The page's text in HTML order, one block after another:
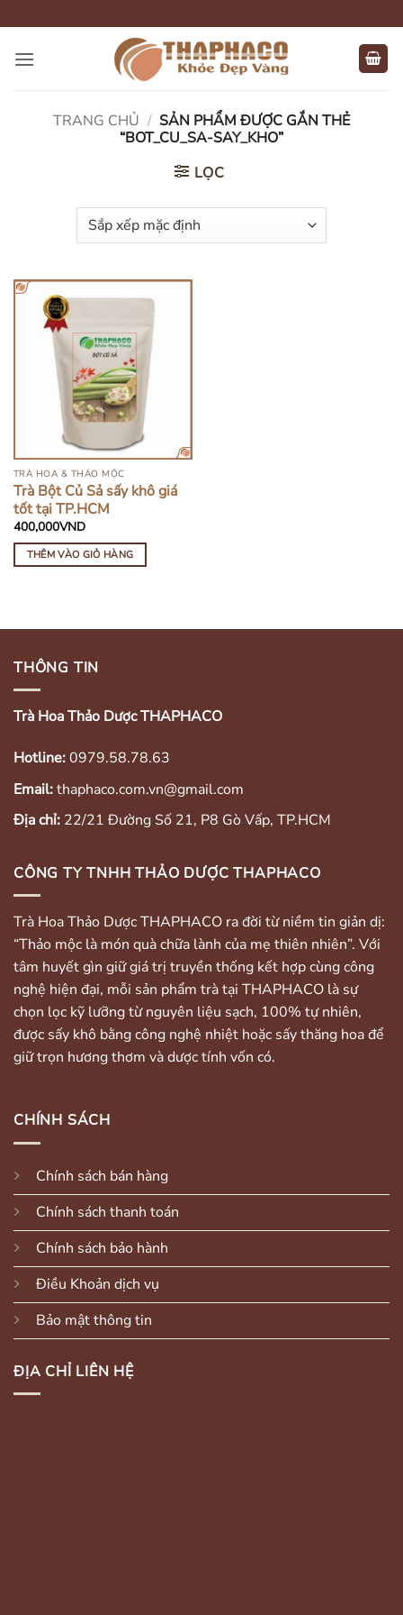
qua
nội
TRANG CHỦ / SẢN PHẨM ĐƯỢC GẮN THẺ
“BOT_CU_SA-SAY_KHO”
LỌC
TRÀ HOA & THẢO MỘC
Trà Bột Củ Sả sấy khô giá
tốt tại TP.HCM
400,000VND
THÊM VÀO GIỎ HÀNG
THÔNG TIN
Trà Hoa Thảo Dược THAPHACO
Hotline:0979.58.78.63
Email:thaphaco.com.vn@gmail.com
Địa chỉ: 22/21 Đường Số 21, P8 Gò Vấp, TP.HCM
CÔNG TY TNHH THẢO DƯỢC THAPHACO
Trà Hoa Thảo Dược THAPHACO ra đời từ niềm tin giản dị:
“Thảo mộc là món quà chữa lành của mẹ thiên nhiên”. Với
tâm huyết gìn giữ giá trị truyền thống kết hợp cùng công
nghệ hiện đại, mỗi sản phẩm trà tại THAPHACO là sự
chọn lọc kỹ lưỡng từ nguyên liệu sạch, 100% tự nhiên,
được sấy khô bằng công nghệ nhiệt hoặc sấy thăng hoa để
giữ trọn hương thơm và dược tính vốn có.
CHÍNH SÁCH
Chính sách bán hàng
Chính sách thanh toán
Chính sách bảo hành
Điều Khoản dịch vụ
Bảo mật thông tin
ĐỊA CHỈ LIÊN HỆ